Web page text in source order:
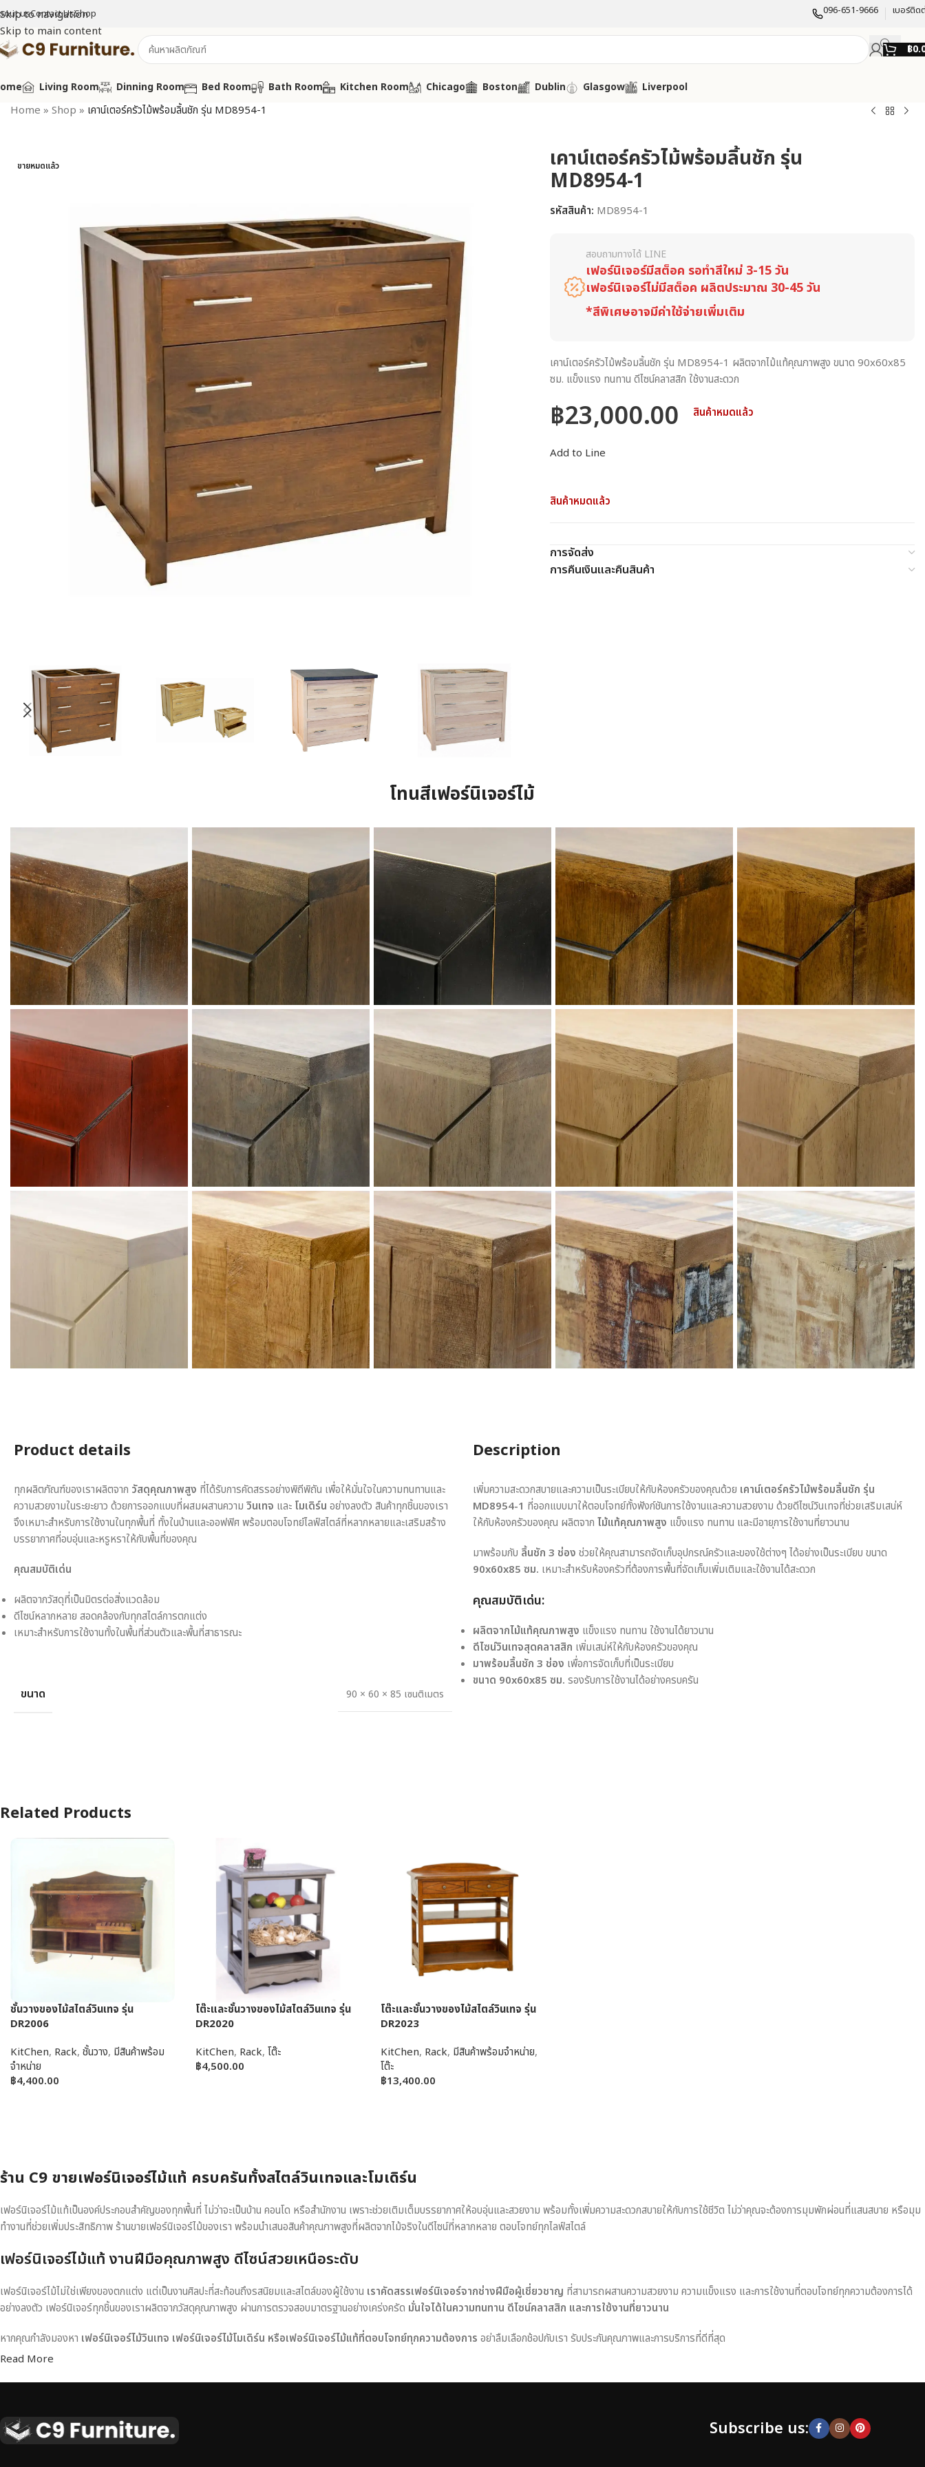
Skip to navigation
Skip to main content
usContact UsShop 096-651-9666 เบอร์ติด
฿
Living Room Dinning Room Bed Room Bath Room Kitchen Room Chicago Boston Dublin Glasgow Liverpool
Home » Shop » เคาน์เตอร์ครัวไม้พร้อมลิ้นชัก รุ่น MD8954-1
ขายหมดแล้ว เคาน์เตอร์ครัวไม้พร้อมลิ้นชัก รุ่น
MD8954-1
รหัสสินค้า: MD8954-1
สอบถามทางได้ LINE
เฟอร์นิเจอร์มีสต็อค รอทำสีใหม่ 3-15 วัน
เฟอร์นิเจอร์ไม่มีสต็อค ผลิตประมาณ 30-45 วัน
*สีพิเศษอาจมีค่าใช้จ่ายเพิ่มเติม
เคาน์เตอร์ครัวไม้พร้อมลิ้นชัก รุ่น MD8954-1 ผลิตจากไม้แท้คุณภาพสูง ขนาด 90x60x85
ซม. แข็งแรง ทนทาน ดีไซน์คลาสสิก ใช้งานสะดวก
฿23,000.00 สินค้าหมดแล้ว
Add to Line
สินค้าหมดแล้ว
การจัดส่ง
การคืนเงินและคืนสินค้า
โทนสีเฟอร์นิเจอร์ไม้
Product details
ทุกผลิตภัณฑ์ของเราผลิตจาก วัสดุคุณภาพสูง ที่ได้รับการคัดสรรอย่างพิถีพิถัน เพื่อให้มั่นใจในความทนทานและ
ความสวยงามในระยะยาว ด้วยการออกแบบที่ผสมผสานความ วินเทจ และ โมเดิร์น อย่างลงตัว สินค้าทุกชิ้นของเรา
จึงเหมาะสำหรับการใช้งานในทุกพื้นที่ ทั้งในบ้านและออฟฟิศ พร้อมตอบโจทย์ไลฟ์สไตล์ที่หลากหลายและเสริมสร้าง
บรรยากาศที่อบอุ่นและหรูหราให้กับพื้นที่ของคุณ
คุณสมบัติเด่น
ผลิตจากวัสดุที่เป็นมิตรต่อสิ่งแวดล้อม
ดีไซน์หลากหลาย สอดคล้องกับทุกสไตล์การตกแต่ง
เหมาะสำหรับการใช้งานทั้งในพื้นที่ส่วนตัวและพื้นที่สาธารณะ
ขนาด 90 × 60 × 85 เซนติเมตร
Description
เพิ่มความสะดวกสบายและความเป็นระเบียบให้กับห้องครัวของคุณด้วย เคาน์เตอร์ครัวไม้พร้อมลิ้นชัก รุ่น
MD8954-1 ที่ออกแบบมาให้ตอบโจทย์ทั้งฟังก์ชันการใช้งานและความสวยงาม ด้วยดีไซน์วินเทจที่ช่วยเสริมเสน่ห์
ให้กับห้องครัวของคุณ ผลิตจาก ไม้แท้คุณภาพสูง แข็งแรง ทนทาน และมีอายุการใช้งานที่ยาวนาน
มาพร้อมกับ ลิ้นชัก 3 ช่อง ช่วยให้คุณสามารถจัดเก็บอุปกรณ์ครัวและของใช้ต่างๆ ได้อย่างเป็นระเบียบ ขนาด
90x60x85 ซม. เหมาะสำหรับห้องครัวที่ต้องการพื้นที่จัดเก็บเพิ่มเติมและใช้งานได้สะดวก
คุณสมบัติเด่น:
ผลิตจากไม้แท้คุณภาพสูง แข็งแรง ทนทาน ใช้งานได้ยาวนาน
ดีไซน์วินเทจสุดคลาสสิก เพิ่มเสน่ห์ให้กับห้องครัวของคุณ
มาพร้อมลิ้นชัก 3 ช่อง เพื่อการจัดเก็บที่เป็นระเบียบ
ขนาด 90x60x85 ซม. รองรับการใช้งานได้อย่างครบครัน
Related Products
ชั้นวางของไม้สไตล์วินเทจ รุ่น
DR2006
KitChen, Rack, ชั้นวาง, มีสินค้าพร้อม
จำหน่าย
฿4,400.00
โต๊ะและชั้นวางของไม้สไตล์วินเทจ รุ่น
DR2020
KitChen, Rack, โต๊ะ
฿4,500.00
โต๊ะและชั้นวางของไม้สไตล์วินเทจ รุ่น
DR2023
KitChen, Rack, มีสินค้าพร้อมจำหน่าย,
โต๊ะ
฿13,400.00
ร้าน C9 ขายเฟอร์นิเจอร์ไม้แท้ ครบครันทั้งสไตล์วินเทจและโมเดิร์น
เฟอร์นิเจอร์ไม้แท้เป็นองค์ประกอบสำคัญของทุกพื้นที่ ไม่ว่าจะเป็นบ้าน คอนโด หรือสำนักงาน เพราะช่วยเติมเต็มบรรยากาศให้อบอุ่นและสวยงาม พร้อมทั้งเพิ่มความสะดวกสบายให้กับการใช้ชีวิต ไม่ว่าคุณจะต้องการมุมพักผ่อนที่แสนสบาย หรือมุม
ทำงานที่ช่วยเพิ่มประสิทธิภาพ ร้านขายเฟอร์นิเจอร์ไม้ของเรา พร้อมนำเสนอสินค้าคุณภาพสูงที่ผลิตจากไม้จริงในดีไซน์ที่หลากหลาย ตอบโจทย์ทุกไลฟ์สไตล์
เฟอร์นิเจอร์ไม้แท้ งานฝีมือคุณภาพสูง ดีไซน์สวยเหนือระดับ
เฟอร์นิเจอร์ไม้ไม่ใช่เพียงของตกแต่ง แต่เป็นงานศิลปะที่สะท้อนถึงรสนิยมและสไตล์ของผู้ใช้งาน เราคัดสรรเฟอร์นิเจอร์จากช่างฝีมือผู้เชี่ยวชาญ ที่สามารถผสานความสวยงาม ความแข็งแรง และการใช้งานที่ตอบโจทย์ทุกความต้องการได้
อย่างลงตัว เฟอร์นิเจอร์ทุกชิ้นของเราผลิตจากวัสดุคุณภาพสูง ผ่านการตรวจสอบมาตรฐานอย่างเคร่งครัด มั่นใจได้ในความทนทาน ดีไซน์คลาสสิก และการใช้งานที่ยาวนาน
หากคุณกำลังมองหา เฟอร์นิเจอร์ไม้วินเทจ เฟอร์นิเจอร์ไม้โมเดิร์น หรือเฟอร์นิเจอร์ไม้แท้ที่ตอบโจทย์ทุกความต้องการ อย่าลืมเลือกช้อปกับเรา รับประกันคุณภาพและการบริการที่ดีที่สุด
Read More
Subscribe us: